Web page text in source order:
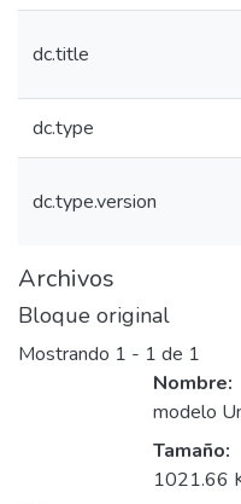
dc.title
dc.type
dc.type.version
Archivos
Bloque original
Mostrando 1 - 1 de 1
Nombre:
modelo
Tamaño:
1021.66